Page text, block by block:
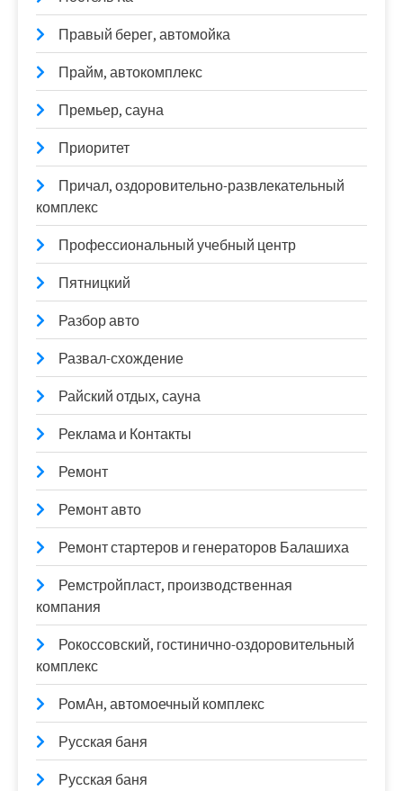
Правый берег, автомойка
Прайм, автокомплекс
Премьер, сауна
Приоритет
Причал, оздоровительно-развлекательный
комплекс
Профессиональный учебный центр
Пятницкий
Разбор авто
Развал-схождение
Райский отдых, сауна
Реклама и Контакты
Ремонт
Ремонт авто
Ремонт стартеров и генераторов Балашиха
Ремстройпласт, производственная
компания
Рокоссовский, гостинично-оздоровительный
комплекс
РомАн, автомоечный комплекс
Русская баня
Русская баня